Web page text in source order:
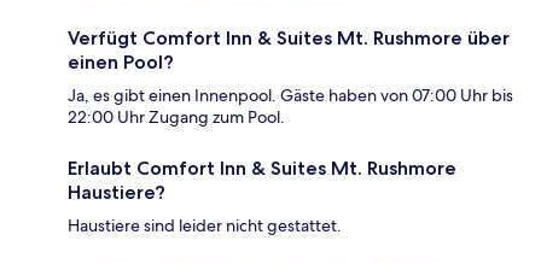
Verfügt Comfort Inn & Suites Mt. Rushmore über
einen Pool?
Ja, es gibt einen Innenpool. Gäste haben von 07:00 Uhr bis
22:00 Uhr Zugang zum Pool.
Erlaubt Comfort Inn & Suites Mt. Rushmore
Haustiere?
Haustiere sind leider nicht gestattet.